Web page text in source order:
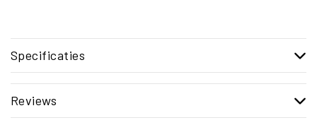
Specificaties
Reviews